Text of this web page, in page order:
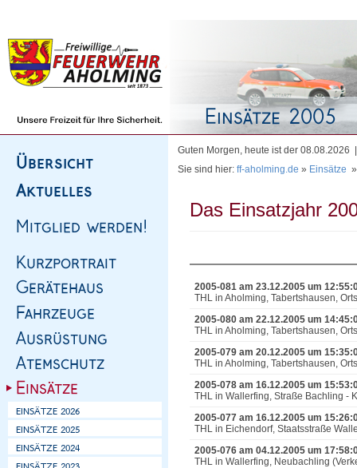
Guten Morgen, heute ist der
Sie sind hier: ff-aholming.de » Einsätze
Das Einsatzjahr
2005-081 am 23.12.2005 um
THL in Aholming, Tabertshausen,
2005-080 am 22.12.2005 um
THL in Aholming, Tabertshausen,
2005-079 am 20.12.2005 um
THL in Aholming, Tabertshausen,
2005-078 am 16.12.2005 um
THL in Wallerfing, Straße Bachling -
2005-077 am 16.12.2005 um
THL in Eichendorf, Staatsstraße
2005-076 am 04.12.2005 um
THL in Wallerfing, Neubachling